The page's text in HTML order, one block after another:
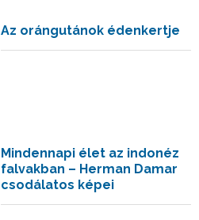
Az orángutánok édenkertje
Mindennapi élet az indonéz
falvakban – Herman Damar
csodálatos képei